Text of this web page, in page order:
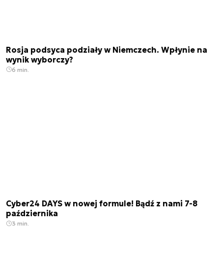
Rosja podsyca podziały w Niemczech. Wpłynie na
wynik wyborczy?
6 min.
Cyber24 DAYS w nowej formule! Bądź z nami 7-8
października
3 min.